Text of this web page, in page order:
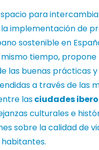
para
la implementación de
sostenible en
mismo tiempo,
las buenas prácticas
a través de las
lasciudades
culturales e
sobre la calidad de